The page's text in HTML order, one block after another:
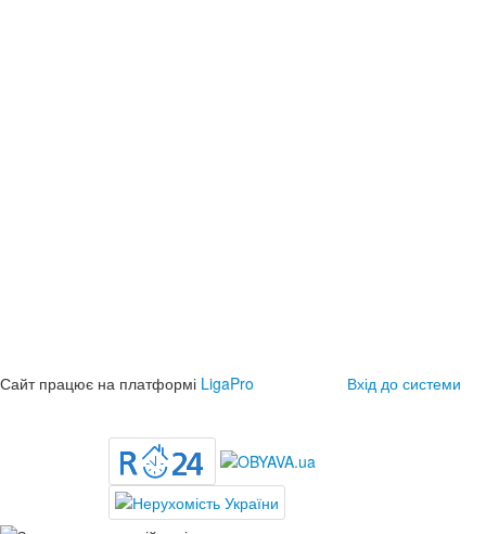
Сайт працює на платформі LigaPro Вхід до системи